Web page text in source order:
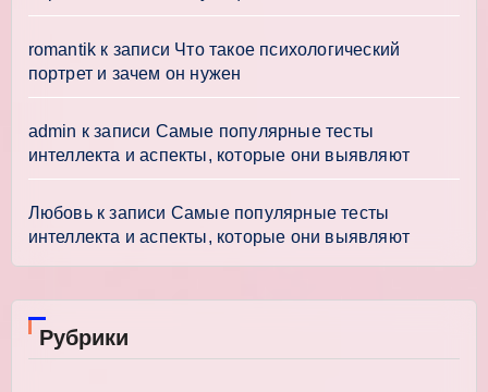
romantik к записи Что такое психологический
портрет и зачем он нужен
admin к записи Самые популярные тесты
интеллекта и аспекты, которые они выявляют
Любовьк записи Самые популярные тесты
интеллекта и аспекты, которые они выявляют
Рубрики